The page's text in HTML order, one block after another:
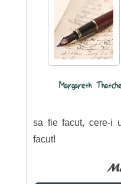
Margareth
sa fie facut, cere-i
facut!